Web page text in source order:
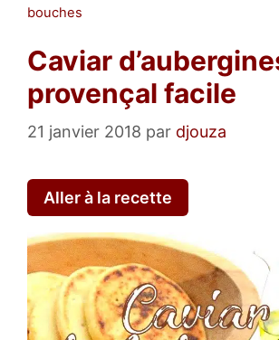
bouches
Caviar
provençal facile
21 janvier 2018 par djouza
Aller à la recette